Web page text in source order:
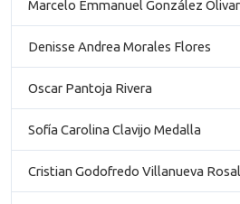
Marcelo Emmanuel González
Denisse Andrea Morales Flores
Oscar Pantoja Rivera
Sofía Carolina Clavijo Medalla
Cristian Godofredo Villanueva